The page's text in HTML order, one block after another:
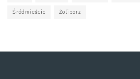
Śródmieście Żoliborz